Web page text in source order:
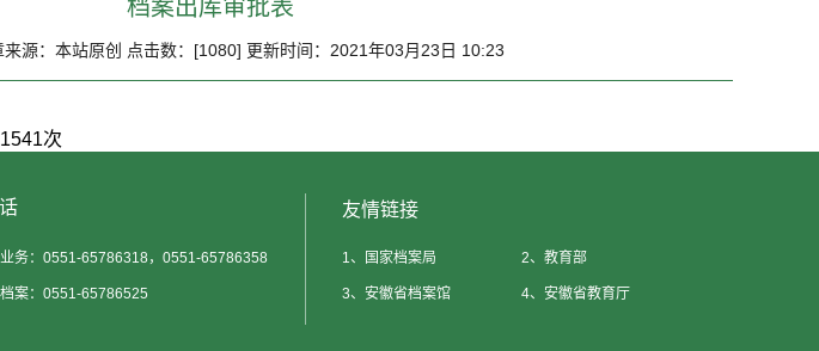
档案出库审批表
源：本站原创 点击数：[1080] 更新时间：2021年03月23日 10:23
1541次
务：0551-65786318，0551-65786358
案：0551-65786525
友情链接
1、 国家档案局 2、 教育部
3、 安徽省档案馆 4、 安徽省教育厅